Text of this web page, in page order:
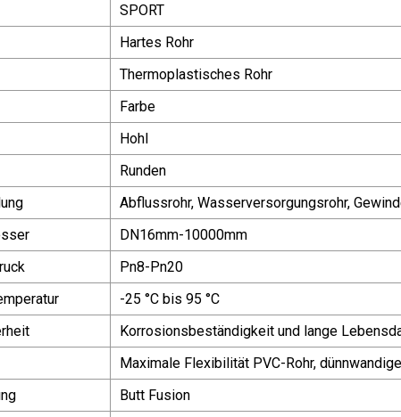
SPORT
Hartes Rohr
Thermoplastisches Rohr
Farbe
Hohl
Runden
Abflussrohr, Wasserversorgungsrohr,
DN16mm-10000mm
Pn8-Pn20
-25 °C bis 95 °C
Korrosionsbeständigkeit und lange
Maximale Flexibilität PVC-Rohr,
Butt Fusion